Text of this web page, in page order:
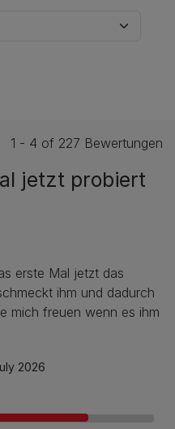
1 - 4 of 227 Bewertungen
jetzt probiert
erste Mal jetzt das
ihm und dadurch
mich freuen wenn es ihm
2026